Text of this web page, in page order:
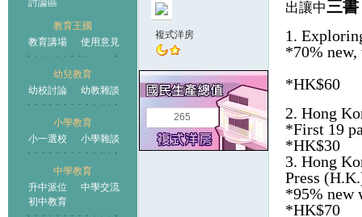
討論區
教育王國
教育講場
使用意見
幼兒教育
幼校討論
幼教雜談
小學教育
小一選校
小學雜談
中學教育
升中派位
中學交流
初中教育
王國
複式洋房
265
出讓中三書
1.
*70% new,
*HK$60
2. Hong
*First 19
*HK$30
3. Hong
Press
*95% new
*HK$70